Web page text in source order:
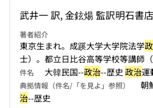
武井一 訳, 金鉉煬 監訳明石書店
著者紹介
東京生まれ。成蹊大学大学院法学
士）。都立日比谷高等学校等講師
件名 大韓民国--政治--歴史 政治運
典拠情報（件名/「を見よ」参照） 朝
治--歴史